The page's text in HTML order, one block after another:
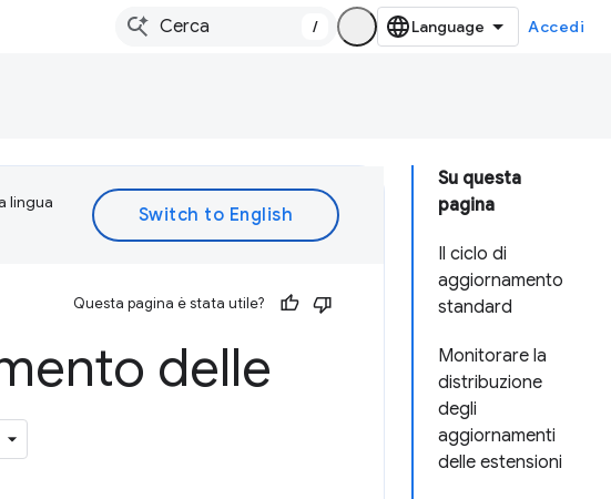
/ Accedi
Su questa
pagina
Il ciclo di
aggiornamento
standard
Monitorare la
distribuzione
degli
aggiornamenti
delle estensioni
lingua
Questa pagina è stata utile?
delle